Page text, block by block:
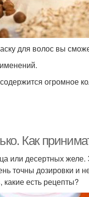
для волос вы
огромное
Как
или десертных
точны дозировки и
какие есть рецепты?